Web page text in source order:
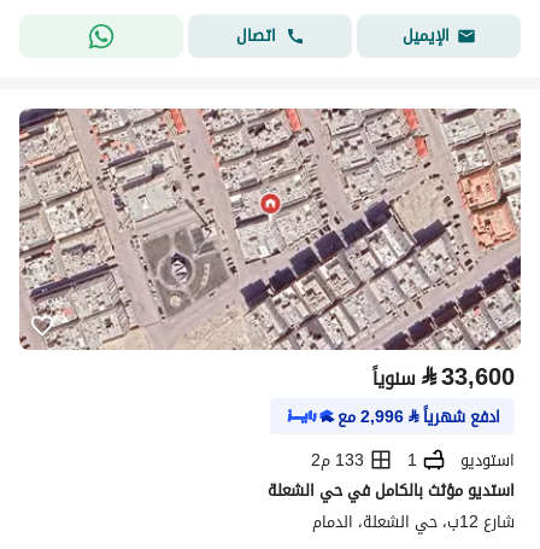
الإيميل
اتصال
⃁33,600 سنوياً
ادفع شهرياً⃁
2,996مع
استوديو
1
133 م2
استديو مؤثث بالكامل في حي الشعلة
شارع 12ب، حي الشعلة، الدمام